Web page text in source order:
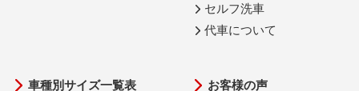
セルフ洗車
代車について
車種別サイズ一覧表 お客様の声